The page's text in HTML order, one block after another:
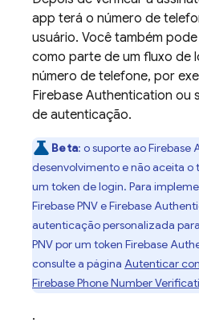
app terá o número de
usuário. Você também
como parte de um fluxo de
número de telefone, por
Firebase Authentication ou
de autenticação.
Beta: o suporte aoFirebase
desenvolvimento e não aceita o
um token de login. Para
Firebase PNVeFirebase
autenticação personalizada
PNVpor um token Firebase
consulte a página Autenticar
Firebase Phone Number
.